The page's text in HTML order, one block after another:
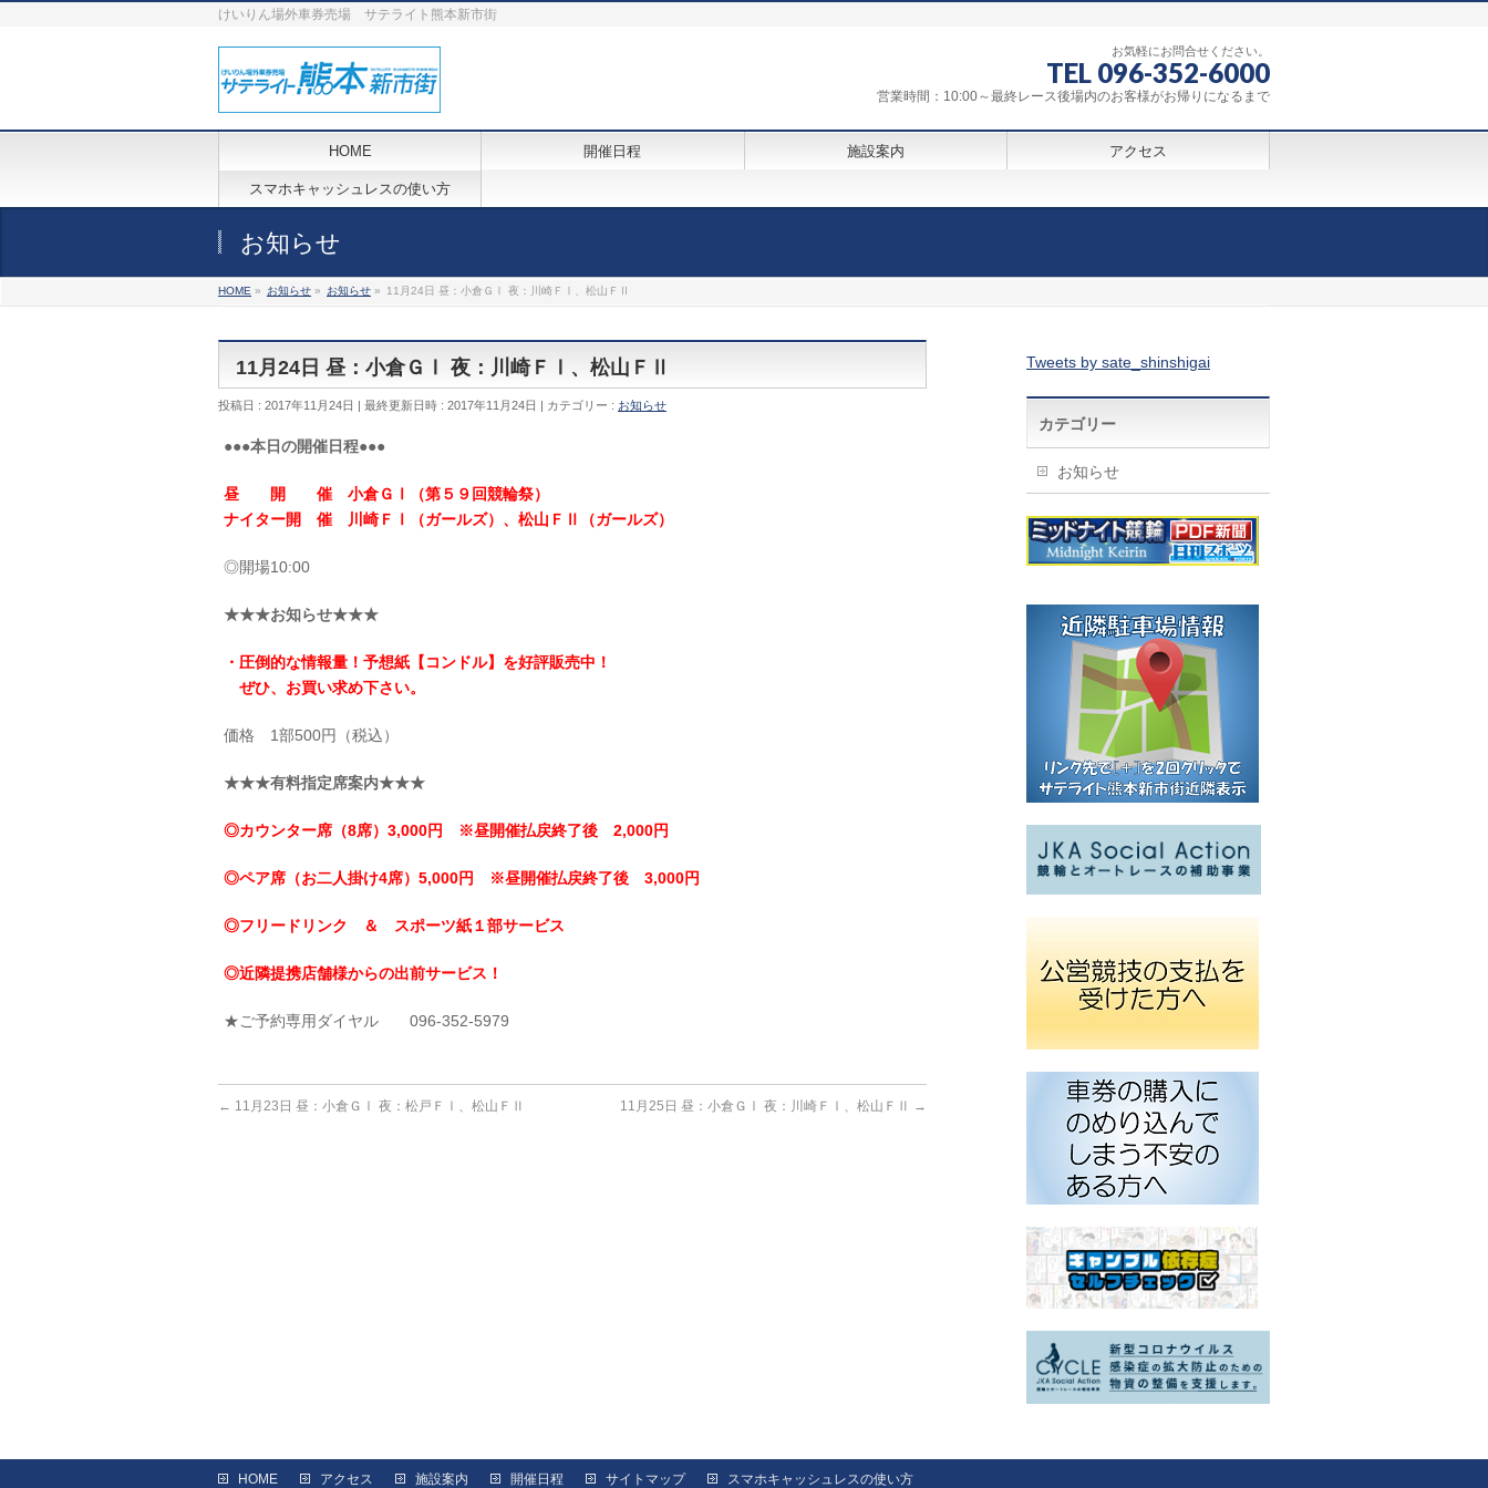
けいりん場外車券売場 サテライト熊本新市街
お気軽にお問合せください。
TEL 096-352-6000
営業時間：10:00～最終レース後場内のお客様がお帰りになるまで
HOME 開催日程 施設案内 アクセス
スマホキャッシュレスの使い方
お知らせ
HOME » お知らせ » お知らせ » 11月24日 昼：小倉ＧⅠ 夜：川崎ＦⅠ、松山ＦⅡ
11月24日 昼：小倉ＧⅠ 夜：川崎ＦⅠ、松山ＦⅡ
投稿日 : 2017年11月24日 最終更新日時 : 2017年11月24日 カテゴリー : お知らせ
●●●本日の開催日程●●●
昼 開 催 小倉ＧⅠ（第５９回競輪祭）
ナイター開 催 川崎ＦⅠ（ガールズ）、松山ＦⅡ（ガールズ）
◎開場10:00
★★★お知らせ★★★
・圧倒的な情報量！予想紙【コンドル】を好評販売中！
ぜひ、お買い求め下さい。
価格 1部500円（税込）
★★★有料指定席案内★★★
◎カウンター席（8席）3,000円 ※昼開催払戻終了後 2,000円
◎ペア席（お二人掛け4席）5,000円 ※昼開催払戻終了後 3,000円
◎フリードリンク ＆ スポーツ紙１部サービス
◎近隣提携店舗様からの出前サービス！
★ご予約専用ダイヤル 096-352-5979
← 11月23日 昼：小倉ＧⅠ 夜：松戸ＦⅠ、松山ＦⅡ 11月25日 昼：小倉ＧⅠ 夜：川崎ＦⅠ、松山ＦⅡ →
Tweets by sate_shinshigai
カテゴリー
お知らせ
HOME アクセス 施設案内 開催日程 サイトマップ スマホキャッシュレスの使い方